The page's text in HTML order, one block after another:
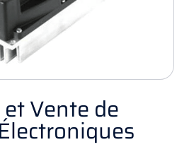
Vente de